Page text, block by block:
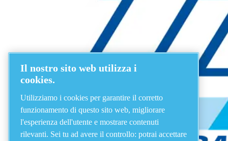
Il nostro sito web utilizza i
cookies.
Utilizziamo i cookies per garantire il corretto
funzionamento di questo sito web, migliorare
l'esperienza dell'utente e mostrare contenuti
rilevanti. Sei tu ad avere il controllo: potrai accettare